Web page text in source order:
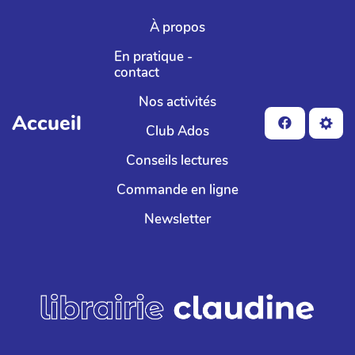
Aller au contenu principal
Accueil
À propos
En pratique -
contact
Nos activités
Club Ados
Conseils lectures
Commande en ligne
Newsletter